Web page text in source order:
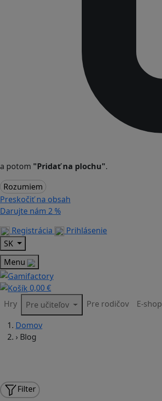
a potom "Pridať na plochu".
Rozumiem
Preskočiť na obsah
Darujte nám 2 %
Registrácia
Prihlásenie
SK
Menu
0,00 €
Hry
Pre učiteľov Pre rodičov E-shop
Domov
› Blog
Filter